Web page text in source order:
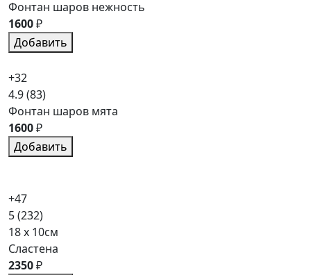
Фонтан шаров нежность
1600₽
Добавить
+32
4.9(83)
Фонтан шаров мята
1600₽
Добавить
+47
5(232)
18 x 10см
Сластена
2350₽